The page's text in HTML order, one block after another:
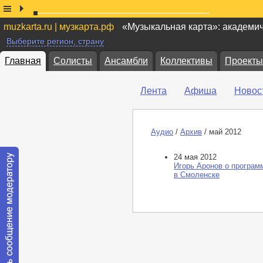
muzkarta.ru | музкарта.рф «Музыкальная карта»:
Выберите регион, страну
Главная Солисты Ансамбли Коллективы Проекты
Лента Афиша
Аудио / Архив / май 2012
24 мая 2012
Игорь Аронов о
в Смоленске